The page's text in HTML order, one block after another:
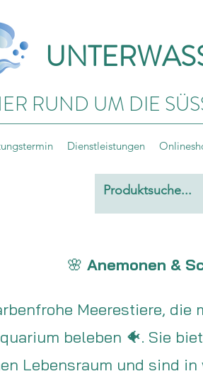
RUND UM DIE
Dienstleistungen
🌸 Anemonen &
Meerestiere,
beleben 🐠. Sie
Lebensraum und sind